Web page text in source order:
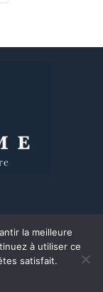
la meilleure
à utiliser ce
satisfait.